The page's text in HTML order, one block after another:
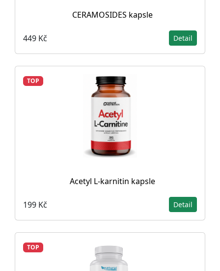
CERAMOSIDES kapsle
449 Kč Detail
TOP
Acetyl L-karnitin kapsle
199 Kč Detail
TOP